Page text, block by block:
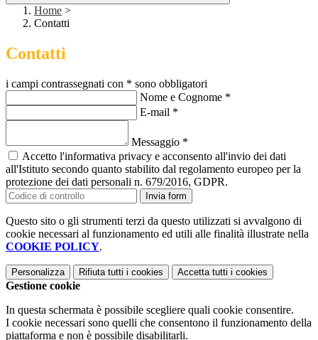
Home >
Contatti
Contatti
i campi contrassegnati con * sono obbligatori
Nome e Cognome *
E-mail *
Messaggio *
Accetto l'informativa privacy e acconsento all'invio dei dati
all'Istituto secondo quanto stabilito dal regolamento europeo per la
protezione dei dati personali n. 679/2016, GDPR.
Invia form
Questo sito o gli strumenti terzi da questo utilizzati si avvalgono di
cookie necessari al funzionamento ed utili alle finalità illustrate nella
COOKIE POLICY.
Personalizza Rifiuta tutti i cookies Accetta tutti i cookies
Gestione cookie
In questa schermata è possibile scegliere quali cookie consentire.
I cookie necessari sono quelli che consentono il funzionamento della
piattaforma e non è possibile disabilitarli.